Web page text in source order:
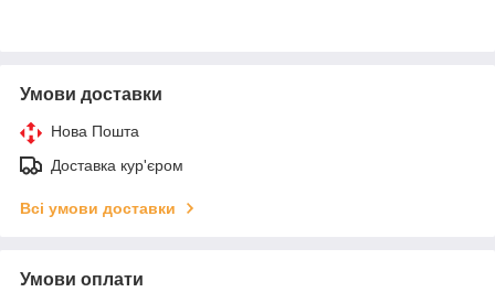
Умови доставки
Нова Пошта
Доставка кур'єром
Всі умови доставки
Умови оплати